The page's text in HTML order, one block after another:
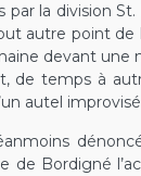
par la division
autre point
devant une
de temps à
autel improvisé
de Bordigné